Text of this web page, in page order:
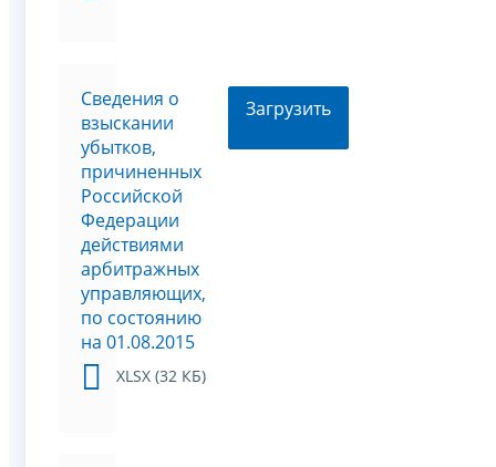
Сведения о
взыскании
убытков,
причиненных
Российской
Федерации
действиями
арбитражных
управляющих,
по состоянию
на 01.08.2015
XLSX (32 КБ)
Загрузить